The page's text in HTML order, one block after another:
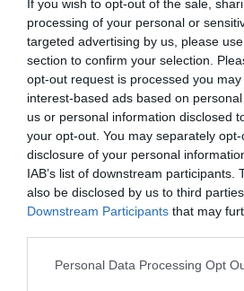
If you wish to opt-out of the sale,
processing of your personal or
targeted advertising by us, please
section to confirm your selection.
opt-out request is processed you
interest-based ads based on
us or personal information disclosed
your opt-out. You may separately
disclosure of your personal
IAB’s list of downstream participants.
also be disclosed by us to third
Downstream Participants that may
Personal Data Processing Opt
também deHayao Miyazaki,
em Pandora.
Pub